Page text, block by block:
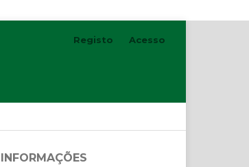
Registo Acesso
INFORMAÇÕES